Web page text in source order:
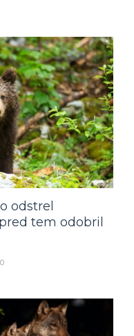
odstrel
tem odobril